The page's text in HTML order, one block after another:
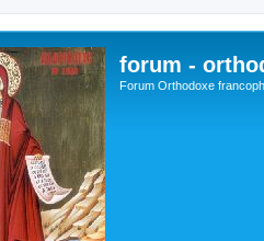
forum -
Forum Orthodoxe